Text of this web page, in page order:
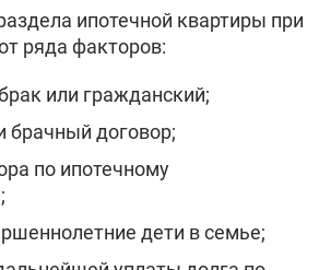
ипотечной квартиры при
ряда факторов:
или гражданский;
брачный договор;
по ипотечному
дети в семье;